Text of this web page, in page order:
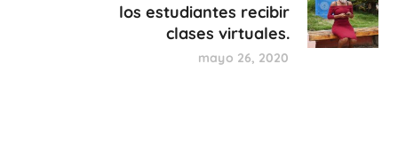
los estudiantes recibir
clases virtuales.
mayo 26, 2020